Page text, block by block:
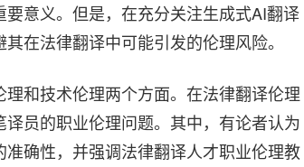
意义。但是，在充分关注生成式AI翻译
在法律翻译中可能引发的伦理风险。
和技术伦理两个方面。在法律翻译伦理
员的职业伦理问题。其中，有论者认为
确性，并强调法律翻译人才职业伦理教